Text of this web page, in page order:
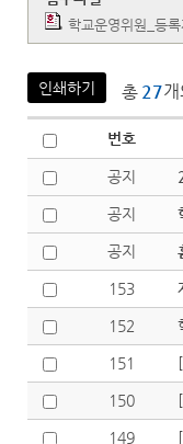
학교운영위원_등
인쇄하기 총 27
번호
공지
공지
공지
153
152
151
150
149